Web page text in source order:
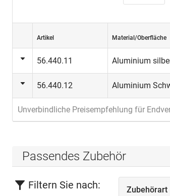
Artikel Material/Oberfläche
56.440.11 Aluminium
56.440.12 Aluminium
Unverbindliche Preisempfehlung für
Passendes Zubehör
Filtern Sie nach: Zubehörart